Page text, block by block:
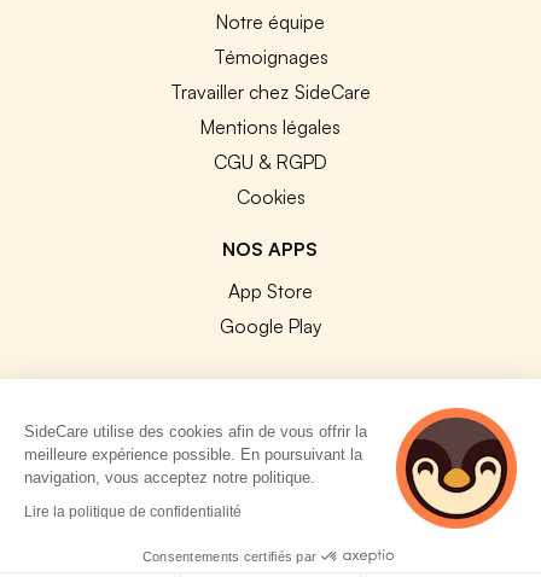
Notre équipe
Témoignages
Travailler chez SideCare
Mentions légales
CGU & RGPD
Cookies
NOS APPS
App Store
Google Play
© 2026 SideCare. Tous droits réservés.
SideCare utilise des cookies afin de vous offrir la
meilleure expérience possible. En poursuivant la
navigation, vous acceptez notre politique.
Lire la politique de confidentialité
Consentements certifiés par
4 personnes
consultent
actuellement cette